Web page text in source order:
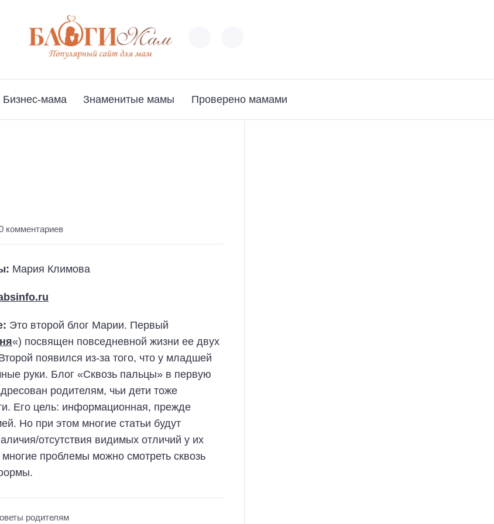
Бизнес-мама Знаменитые мамы Проверено мамами
комментариев
Мария Климова
Это второй блог Марии. Первый
«) посвящен повседневной жизни ее двух
появился из-за того, что у младшей
руки. Блог «Сквозь пальцы» в первую
родителям, чьи дети тоже
Его цель: информационная, прежде
Но при этом многие статьи будут
отсутствия видимых отличий у их
проблемы можно смотреть сквозь
родителям